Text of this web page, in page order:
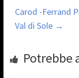
Carod -Ferrand
Val di Sole →
Potrebbe